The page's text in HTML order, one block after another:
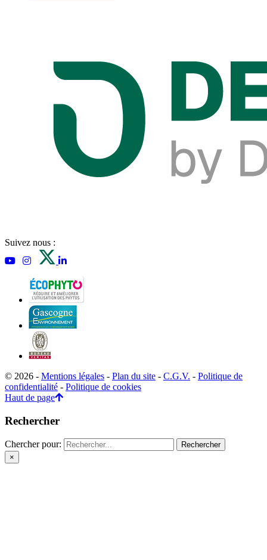
Suivez nous :
© 2026 - Mentions légales - Plan du site - C.G.V. - Politique de
confidentialité - Politique de cookies
Haut de page
Rechercher
Chercher pour:
×